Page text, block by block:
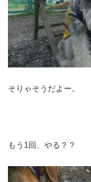
そりゃそうだよー。
もう1回、やる？？